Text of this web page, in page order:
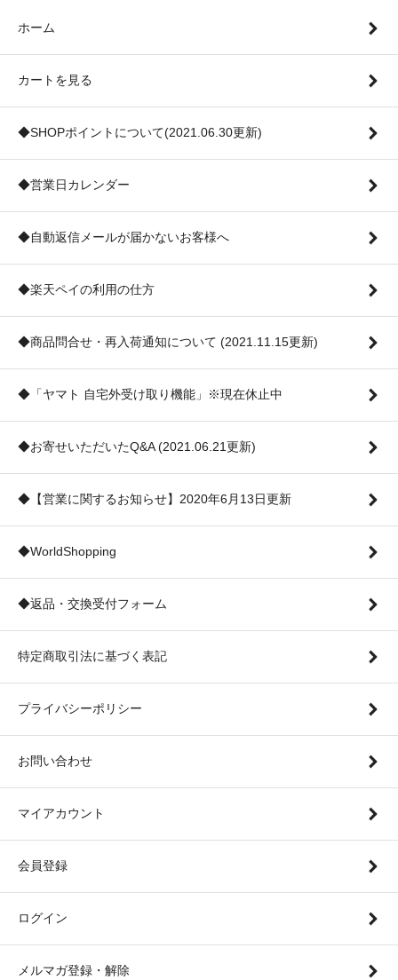
ホーム
カートを見る
◆SHOPポイントについて(2021.06.30更新)
◆営業日カレンダー
◆自動返信メールが届かないお客様へ
◆楽天ペイの利用の仕方
◆商品問合せ・再入荷通知について (2021.11.15更新)
◆「ヤマト 自宅外受け取り機能」※現在休止中
◆お寄せいただいたQ&A (2021.06.21更新)
◆【営業に関するお知らせ】2020年6月13日更新
◆WorldShopping
◆返品・交換受付フォーム
特定商取引法に基づく表記
プライバシーポリシー
お問い合わせ
マイアカウント
会員登録
ログイン
メルマガ登録・解除